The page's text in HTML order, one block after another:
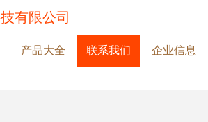
有限公司
产品大全 联系我们 企业信息